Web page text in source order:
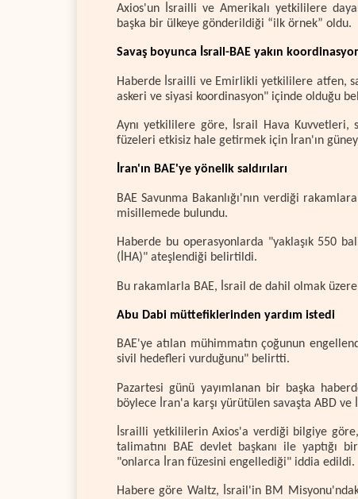
Axios'un İsrailli ve Amerikalı yetkililere
başka bir ülkeye gönderildiği “ilk örnek” oldu.
Savaş boyunca İsrail-BAE yakın
Haberde İsrailli ve Emirlikli yetkililere atfen,
askeri ve siyasi koordinasyon" içinde olduğu
Aynı yetkililere göre, İsrail Hava Kuvvetleri,
füzeleri etkisiz hale getirmek için İran'ın
İran'ın BAE'ye yönelik saldırıları
BAE Savunma Bakanlığı'nın verdiği
misillemede bulundu.
Haberde bu operasyonlarda "yaklaşık 550
(İHA)" ateşlendiği belirtildi.
Bu rakamlarla BAE, İsrail de dahil olmak
Abu Dabi müttefiklerinden yardım istedi
BAE'ye atılan mühimmatın çoğunun
sivil hedefleri vurduğunu" belirtti.
Pazartesi günü yayımlanan bir başka
böylece İran'a karşı yürütülen savaşta ABD
İsrailli yetkililerin Axios'a verdiği bilgiye göre,
talimatını BAE devlet başkanı ile yaptığı
"onlarca İran füzesini engellediği" iddia edildi.
Habere göre Waltz, İsrail'in BM